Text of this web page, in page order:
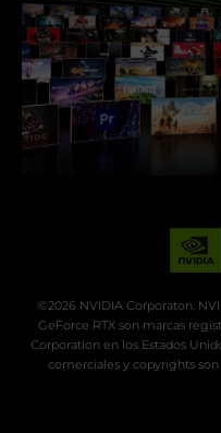
©2026 NVIDIA Corporaton.
GeForce RTX son marcas
Corporation en los Estados
comerciales y copyrights